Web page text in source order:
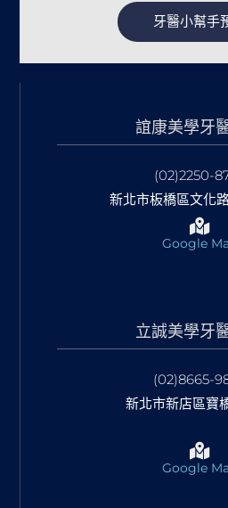
牙醫小幫手
誼康美學牙
(02)2250-
新北市板橋區文化
Google
立誠美學牙
(02)8665-
新北市新店區寶
Google